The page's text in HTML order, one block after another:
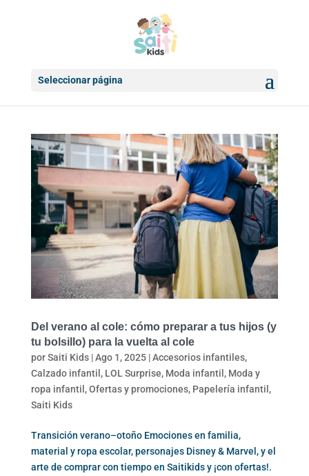
Seleccionar página
Del verano al cole: cómo preparar a tus hijos (y
tu bolsillo) para la vuelta al cole
porSaiti Kids|Ago 1, 2025|Accesorios infantiles,
Calzado infantil , LOL Surprise, Moda infantil , Moda y
ropa infantil ,Ofertas y promociones, Papelería infantil ,
Saiti Kids
Transición verano–otoño Emociones en familia,
material y ropa escolar, personajes Disney & Marvel, y el
arte de comprar con tiempo en Saitikids y ¡con ofertas!.